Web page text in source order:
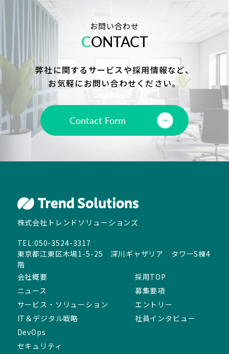
お問い合わせ
CONTACT
弊社に関するサービスや採用情報など、
お気軽にお問い合わせください。
Contact Form
株式会社トレンドソリューションズ
TEL:050-3524-3317
東京都江東区木場1-5-25 深川ギャザリア タワーS棟4
階
会社概要
ニュース
サービス・ソリューション
IT＆デジタル戦略
DevOps
セキュリティ
採用TOP
募集要項
エントリー
社員インタビュー